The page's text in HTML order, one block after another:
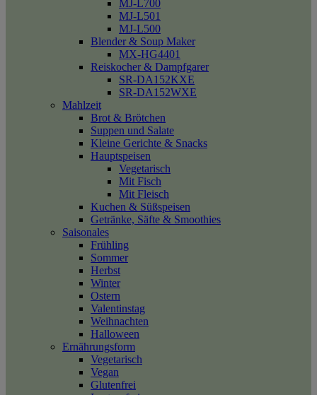
MJ-L700
MJ-L501
MJ-L500
Blender & Soup Maker
MX-HG4401
Reiskocher & Dampfgarer
SR-DA152KXE
SR-DA152WXE
Mahlzeit
Brot & Brötchen
Suppen und Salate
Kleine Gerichte & Snacks
Hauptspeisen
Vegetarisch
Mit Fisch
Mit Fleisch
Kuchen & Süßspeisen
Getränke, Säfte & Smoothies
Saisonales
Frühling
Sommer
Herbst
Winter
Ostern
Valentinstag
Weihnachten
Halloween
Ernährungsform
Vegetarisch
Vegan
Glutenfrei